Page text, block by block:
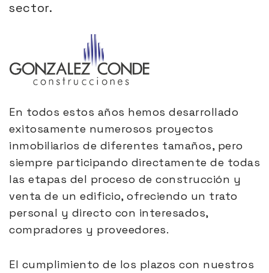
sector.
En todos estos años hemos desarrollado
exitosamente numerosos proyectos
inmobiliarios de diferentes tamaños, pero
siempre participando directamente de todas
las etapas del proceso de construcción y
venta de un edificio, ofreciendo un trato
personal y directo con interesados,
compradores y proveedores.
El cumplimiento de los plazos con nuestros